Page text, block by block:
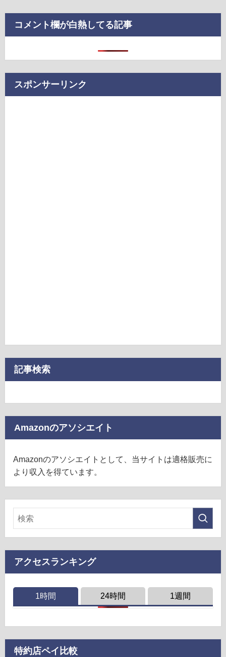
コメント欄が白熱してる記事
スポンサーリンク
記事検索
Amazonのアソシエイト
Amazonのアソシエイトとして、当サイトは適格販売に
より収入を得ています。
アクセスランキング
1時間 24時間 1週間
特約店ペイ比較